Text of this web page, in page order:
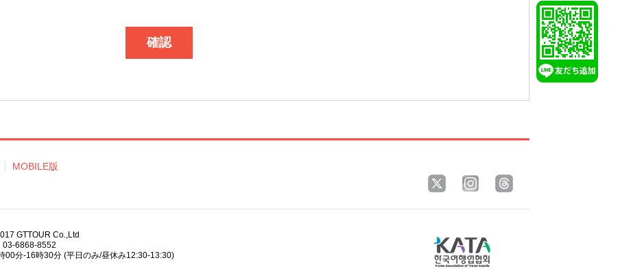
確認
MOBILE版
GTTOUR Co.,Ltd
03-6868-8552
00分-16時30分 (平日のみ/昼休み12:30-13:30)